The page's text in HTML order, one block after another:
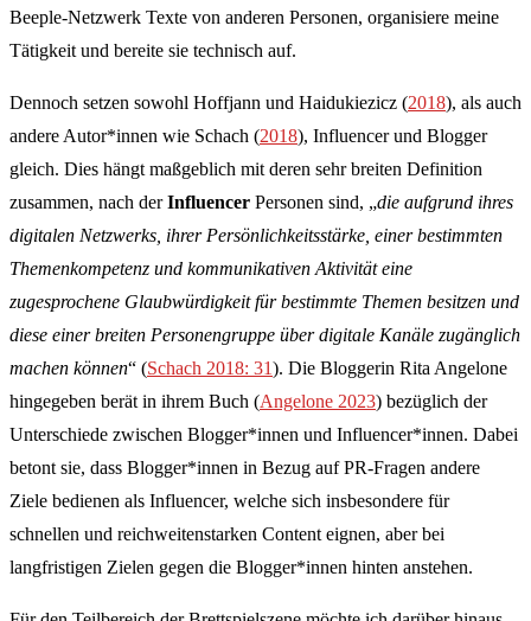
Beeple-Netzwerk Texte von anderen Personen, organisiere meine
Tätigkeit und bereite sie technisch auf.
Dennoch setzen sowohl Hoffjann und Haidukiezicz (2018), als auch
andere Autor*innen wie Schach (2018), Influencer und Blogger
gleich. Dies hängt maßgeblich mit deren sehr breiten Definition
zusammen, nach derInfluencer Personen sind, „die aufgrund ihres
digitalen Netzwerks, ihrer Persönlichkeitsstärke, einer bestimmten
Themenkompetenz und kommunikativen Aktivität eine
zugesprochene Glaubwürdigkeit für bestimmte Themen besitzen und
diese einer breiten Personengruppe über digitale Kanäle zugänglich
machen können“ (Schach 2018: 31). Die Bloggerin Rita Angelone
hingegeben berät in ihrem Buch (Angelone 2023) bezüglich der
Unterschiede zwischen Blogger*innen und Influencer*innen. Dabei
betont sie, dass Blogger*innen in Bezug auf PR-Fragen andere
Ziele bedienen als Influencer, welche sich insbesondere für
schnellen und reichweitenstarken Content eignen, aber bei
langfristigen Zielen gegen die Blogger*innen hinten anstehen.